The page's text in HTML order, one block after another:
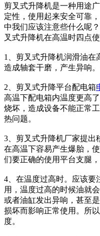
剪叉式升降机是一种用途
定性，使用起来安全可靠
中我们应该注意些什么呢
叉式升降机在高温时四点
1、剪叉式升降机润滑油在
造成轴套干磨，产生异响
2、剪叉式升降平台配电箱
高温下配电箱内温度更高
烧坏，造成设备不能正常
热问题。
3、剪叉式升降机厂家提出
在高温下容易产生爆胎，
们要正确的使用平台支腿
4、在温度过高时。应该要
用，温度过高的时候油就
或者油缸发出异响，甚至
损坏而影响正常使用。所
度。